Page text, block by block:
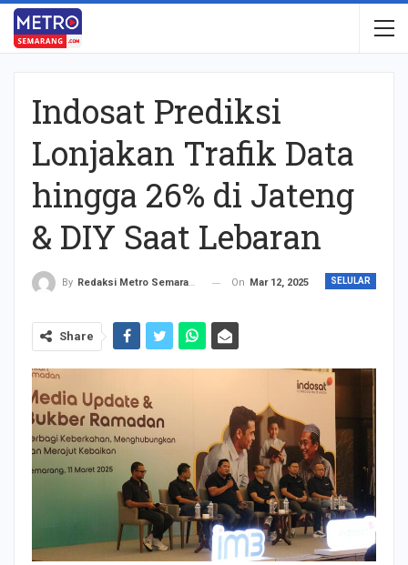
Indosat Prediksi
Lonjakan Trafik Data
hingga 26% di Jateng
& DIY Saat Lebaran
SELULAR
By Redaksi Metro Semarang On Mar 12, 2025
Share